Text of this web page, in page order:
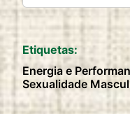
Etiquetas:
Energia e
Sexualidade